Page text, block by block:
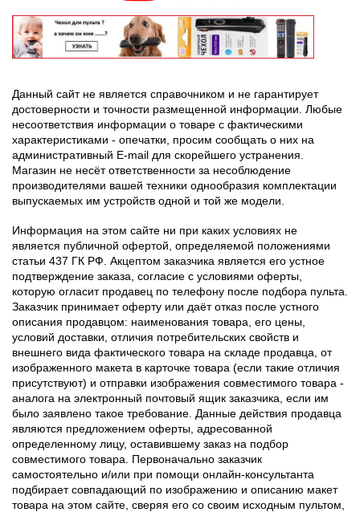
Данный сайт не является справочником и не гарантирует
достоверности и точности размещенной информации. Любые
несоответствия информации о товаре с фактическими
характеристиками - опечатки, просим сообщать о них на
административный E-mail для скорейшего устранения.
Магазин не несёт ответственности за несоблюдение
производителями вашей техники однообразия комплектации
выпускаемых им устройств одной и той же модели.
Информация на этом сайте ни при каких условиях не
является публичной офертой, определяемой положениями
статьи 437 ГК РФ. Акцептом заказчика является его устное
подтверждение заказа, согласие с условиями оферты,
которую огласит продавец по телефону после подбора пульта.
Заказчик принимает оферту или даёт отказ после устного
описания продавцом: наименования товара, его цены,
условий доставки, отличия потребительских свойств и
внешнего вида фактического товара на складе продавца, от
изображенного макета в карточке товара (если такие отличия
присутствуют) и отправки изображения совместимого товара -
аналога на электронный почтовый ящик заказчика, если им
было заявлено такое требование. Данные действия продавца
являются предложением оферты, адресованной
определенному лицу, оставившему заказ на подбор
совместимого товара. Первоначально заказчик
самостоятельно и/или при помощи онлайн-консультанта
подбирает совпадающий по изображению и описанию макет
товара на этом сайте, сверяя его со своим исходным пультом,